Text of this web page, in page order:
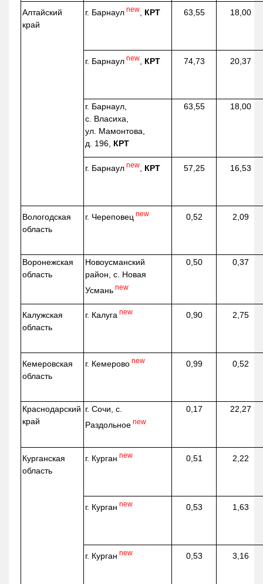
Алтайский
край
г. Барнаул new КРТ 63,55 18,00
г. Барнаул new КРТ 74,73 20,37
г. Барнаул,
с. Власиха,
ул. Мамонтова,
д. 196, КРТ
63,55 18,00
г. Барнаул new КРТ 57,25 16,53
Вологодская
область
г. Череповец new 0,52 2,09
Воронежская
область
Новоусманский
район, с. Новая
Усмань new
0,50 0,37
Калужская
область
г. Калуга new 0,90 2,75
Кемеровская
область
г. Кемерово new 0,99 0,52
Краснодарский
край
г. Сочи, с.
Раздольное new
0,17 22,27
Курганская
область
г. Курган new 0,51 2,22
г. Курган new 0,53 1,63
г. Курган new 0,53 3,16